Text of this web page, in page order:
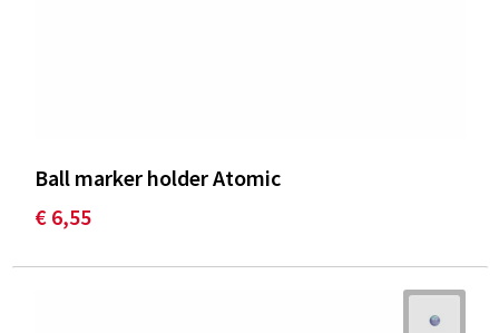
Ball marker holder Atomic
€ 6,55